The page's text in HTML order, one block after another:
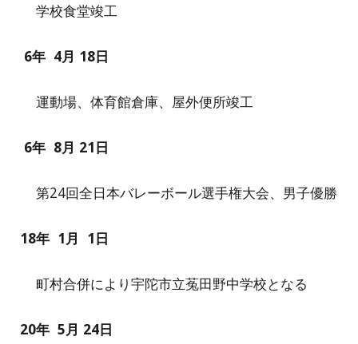
学校食堂竣工
6年 4月 18日
運動場、体育館倉庫、屋外便所竣工
6年 8月 21日
第24回全日本バレーボール選手権大会、男子優勝
18年 1月 1日
町村合併により宇陀市立菟田野中学校となる
20年5月 24日